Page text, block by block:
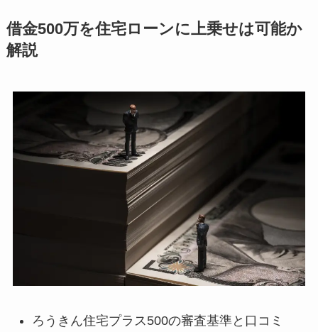
借金500万を住宅ローンに上乗せは可能か
解説
ろうきん住宅プラス500の審査基準と口コミ